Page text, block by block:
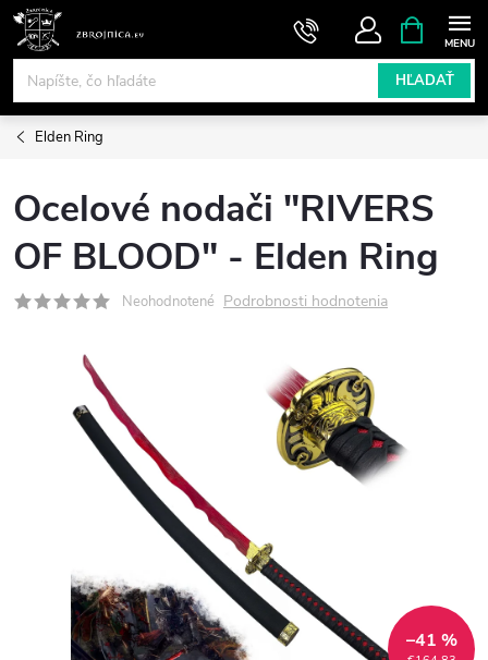
Prejsť
obsah
HĽADAŤ
KOŠÍK
Elden Ring
Ocelové nodači "RIVERS
OF BLOOD" - Elden Ring
Neohodnotené Podrobnosti hodnotenia
–41 %